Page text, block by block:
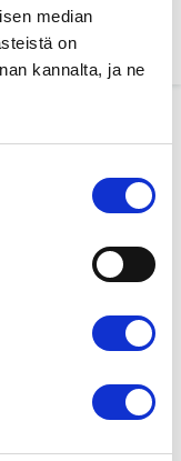
median
on
kannalta, ja ne